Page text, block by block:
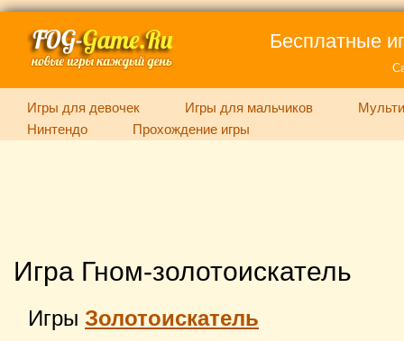
Бесплатные
Игры для девочек Игры для мальчиков
Нинтендо
Прохождение игры
Игра Гном-золотоискатель
Игры Золотоискатель